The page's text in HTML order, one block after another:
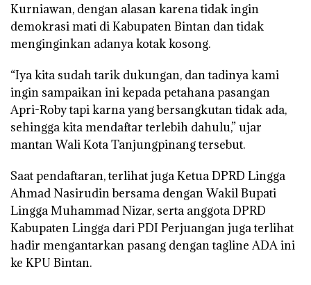
Kurniawan, dengan alasan karena tidak ingin
demokrasi mati di Kabupaten Bintan dan tidak
menginginkan adanya kotak kosong.
“Iya kita sudah tarik dukungan, dan tadinya kami
ingin sampaikan ini kepada petahana pasangan
Apri-Roby tapi karna yang bersangkutan tidak ada,
sehingga kita mendaftar terlebih dahulu,” ujar
mantan Wali Kota Tanjungpinang tersebut.
Saat pendaftaran, terlihat juga Ketua DPRD Lingga
Ahmad Nasirudin bersama dengan Wakil Bupati
Lingga Muhammad Nizar, serta anggota DPRD
Kabupaten Lingga dari PDI Perjuangan juga terlihat
hadir mengantarkan pasang dengan tagline ADA ini
ke KPU Bintan.